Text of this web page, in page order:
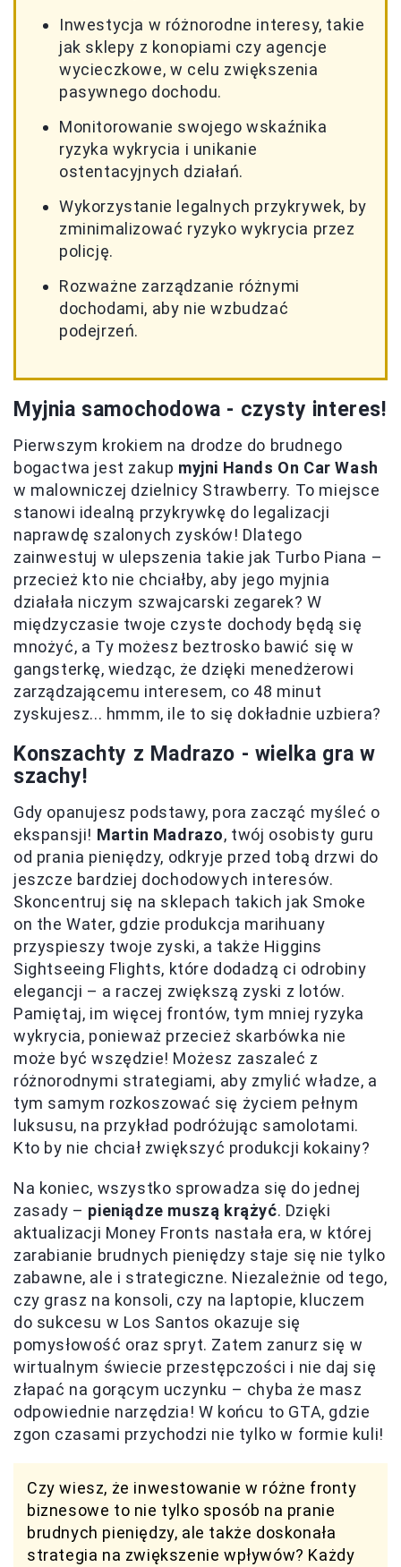
Inwestycja w różnorodne interesy, takie
jak sklepy z konopiami czy agencje
wycieczkowe, w celu zwiększenia
pasywnego dochodu.
Monitorowanie swojego wskaźnika
ryzyka wykrycia i unikanie
ostentacyjnych działań.
Wykorzystanie legalnych przykrywek, by
zminimalizować ryzyko wykrycia przez
policję.
Rozważne zarządzanie różnymi
dochodami, aby nie wzbudzać
podejrzeń.
Myjnia samochodowa - czysty interes!
Pierwszym krokiem na drodze do brudnego
bogactwa jest zakup myjni Hands On Car Wash
w malowniczej dzielnicy Strawberry. To miejsce
stanowi idealną przykrywkę do legalizacji
naprawdę szalonych zysków! Dlatego
zainwestuj w ulepszenia takie jak Turbo Piana –
przecież kto nie chciałby, aby jego myjnia
działała niczym szwajcarski zegarek? W
międzyczasie twoje czyste dochody będą się
mnożyć, a Ty możesz beztrosko bawić się w
gangsterkę, wiedząc, że dzięki menedżerowi
zarządzającemu interesem, co 48 minut
zyskujesz... hmmm, ile to się dokładnie uzbiera?
Konszachty z Madrazo - wielka gra w
szachy!
Gdy opanujesz podstawy, pora zacząć myśleć o
ekspansji! Martin Madrazo, twój osobisty guru
od prania pieniędzy, odkryje przed tobą drzwi do
jeszcze bardziej dochodowych interesów.
Skoncentruj się na sklepach takich jak Smoke
on the Water, gdzie produkcja marihuany
przyspieszy twoje zyski, a także Higgins
Sightseeing Flights, które dodadzą ci odrobiny
elegancji – a raczej zwiększą zyski z lotów.
Pamiętaj, im więcej frontów, tym mniej ryzyka
wykrycia, ponieważ przecież skarbówka nie
może być wszędzie! Możesz zaszaleć z
różnorodnymi strategiami, aby zmylić władze, a
tym samym rozkoszować się życiem pełnym
luksusu, na przykład podróżując samolotami.
Kto by nie chciał zwiększyć produkcji kokainy?
Na koniec, wszystko sprowadza się do jednej
zasady – pieniądze muszą krążyć. Dzięki
aktualizacji Money Fronts nastała era, w której
zarabianie brudnych pieniędzy staje się nie tylko
zabawne, ale i strategiczne. Niezależnie od tego,
czy grasz na konsoli, czy na laptopie, kluczem
do sukcesu w Los Santos okazuje się
pomysłowość oraz spryt. Zatem zanurz się w
wirtualnym świecie przestępczości i nie daj się
złapać na gorącym uczynku – chyba że masz
odpowiednie narzędzia! W końcu to GTA, gdzie
zgon czasami przychodzi nie tylko w formie kuli!
Czy wiesz, że inwestowanie w różne fronty
biznesowe to nie tylko sposób na pranie
brudnych pieniędzy, ale także doskonała
strategia na zwiększenie wpływów? Każdy